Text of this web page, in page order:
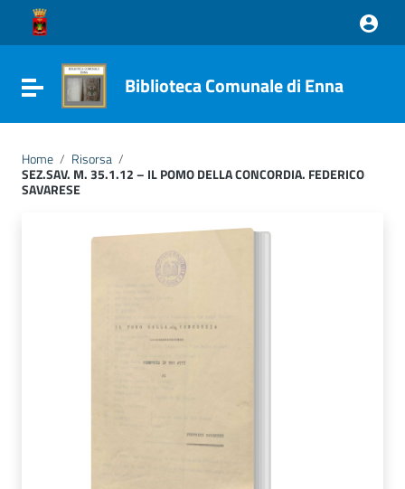
Vai ai contenuti
Vai al menu di navigazione
Vai al footer
Attiva / disattiva la navigazione
Biblioteca Comunale di Enna
Home / Risorsa /
SEZ.SAV. M. 35.1.12 – IL POMO DELLA CONCORDIA. FEDERICO
SAVARESE